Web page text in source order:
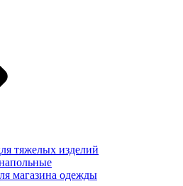
тяжелых изделий
магазина одежды